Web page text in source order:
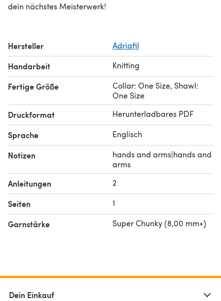
dein nächstes Meisterwerk!
Hersteller Adriafil
Handarbeit Knitting
Fertige Größe
Collar: One Size, Shawl:
One Size
Druckformat Herunterladbares PDF
Sprache Englisch
Notizen
hands and arms|hands and
arms
Anleitungen 2
Seiten 1
Garnstärke Super Chunky (8,00 mm+)
Dein Einkauf